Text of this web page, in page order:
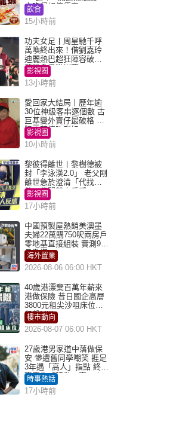
大晚餐超值優惠
飲食
15小時前
功夫女足丨周星馳千呼
萬喚終出來！偕劉嘉玲
迪麗熱巴超狂陣容破天
荒現身香港謝票
影視圈
13小時前
愛回家大結局丨歷年逾
30位神級客串逐個數 古
巨基變外賣仔最破格 歐
陽震華情陷群姐
影視圈
10小時前
黎彼得離世丨黎樹德被
封「李泳漢2.0」 老父剛
離世急於澄清「代找卡
數」傳聞惹人反感
影視圈
17小時前
中國預製屋熱銷美澳墨
夫婦22萬購750呎兩房戶
零地基直接組裝 實測9個
月激讚
海外置業
2026-08-06 06:00 HKT
40歲港漂棄百萬年薪來
港做保險 昔日國企高層
3800元租尖沙咀床位｜
租盤Million
樓市動向
2026-08-07 06:00 HKT
27歲港男家道中落做保
安 慘遭舊同學嘲笑 捱足
3年遇「高人」指點 終辭
職宣告「轉做一事」｜
Juicy叮
時事熱話
17小時前